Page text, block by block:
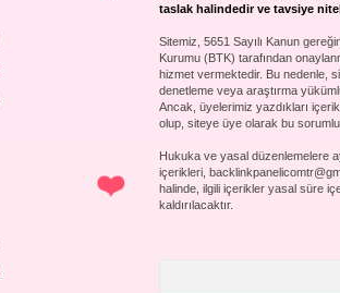
taslak halindedir ve tavsiye
Sitemiz, 5651 Sayılı Kanun
Kurumu (BTK) tarafından
hizmet vermektedir. Bu nedenle,
denetleme veya araştırma
Ancak, üyelerimiz yazdıkları
olup, siteye üye olarak bu
Hukuka ve yasal düzenlemelere
içerikleri,
halinde, ilgili içerikler yasal süre
kaldırılacaktır.